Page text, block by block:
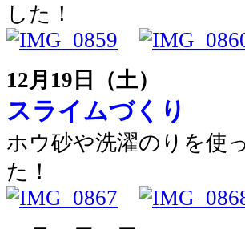
した！
12月19日（土）
スライムづくり
ホウ砂や洗濯のりを使
た！